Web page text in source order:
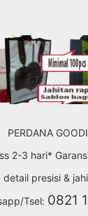
PERDANA
2-3 hari*
detail presisi &
Tsel: 0821